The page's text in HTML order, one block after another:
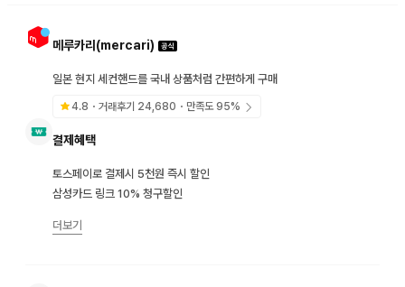
메루카리(mercari)
일본 현지 세컨핸드를 국내 상품처럼 간편하게 구매
4.8 ・거래후기 24,680 ・만족도95%
결제혜택
토스페이로 결제시 5천원 즉시 할인
삼성카드 링크 10% 청구할인
더보기